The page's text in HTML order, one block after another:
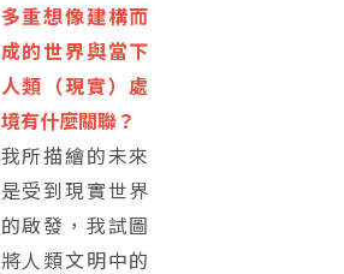
多重想像建構而
成的世界與當下
人類（現實）處
境有什麼關聯？
我所描繪的未來
是受到現實世界
的啟發，我試圖
將人類文明中的